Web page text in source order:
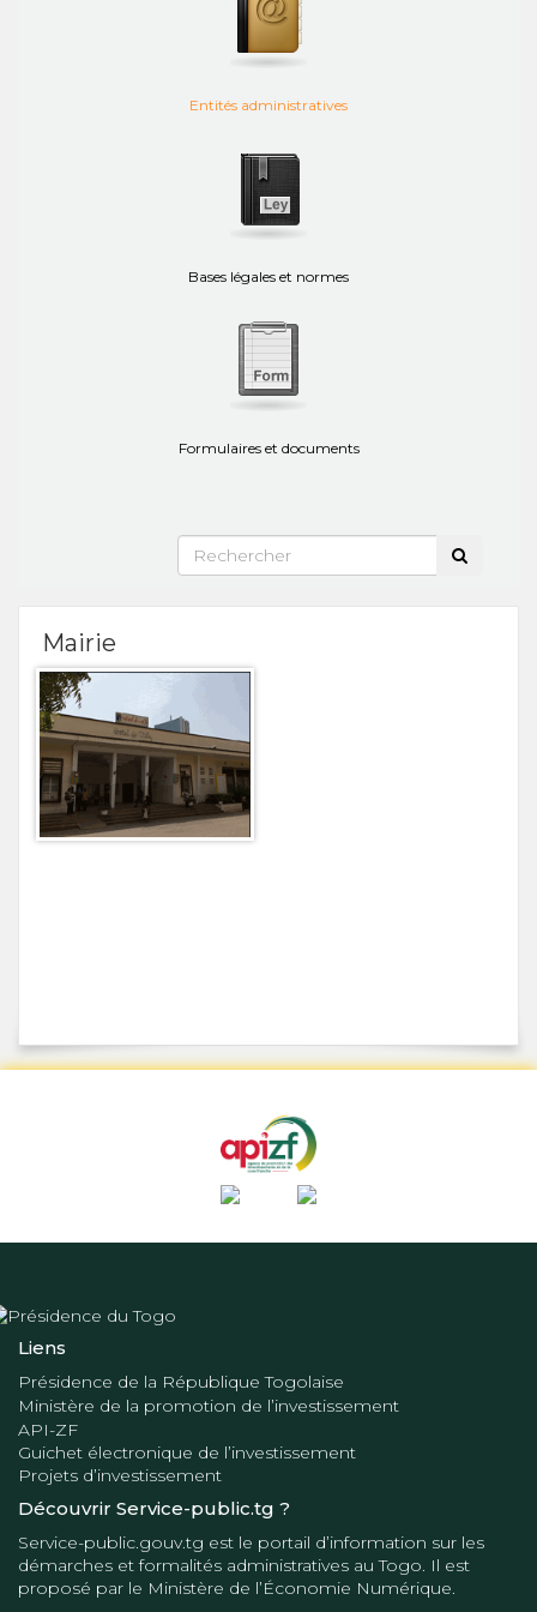
Entités administratives
Bases légales et normes
Formulaires et documents
Mairie
Liens
Présidence de la République Togolaise
Ministère de la promotion de l’investissement
API-ZF
Guichet électronique de l’investissement
Projets d’investissement
Découvrir Service-public.tg ?
Service-public.gouv.tg est le portail d’information sur les
démarches et formalités administratives au Togo. Il est
proposé par le Ministère de l’Économie Numérique.